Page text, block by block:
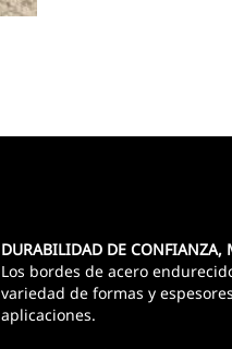
DURABILIDAD DE CONFIANZA,
Los bordes de acero
variedad de formas y
aplicaciones.